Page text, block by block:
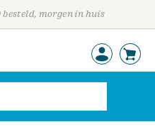
morgen in huis